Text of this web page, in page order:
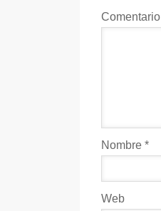
Comentario
Nombre *
Web